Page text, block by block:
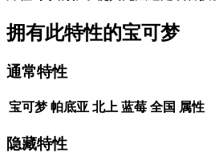
拥有此特性的宝可梦
通常特性
宝可梦 帕底亚 北上 蓝莓 全国 属性
隐藏特性